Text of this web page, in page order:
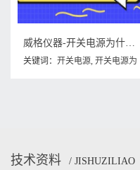
威格仪器-开关电源为什么叫开关电源
关键词： 开关电源, 开关电源为
技术资料 / JISHUZILIAO